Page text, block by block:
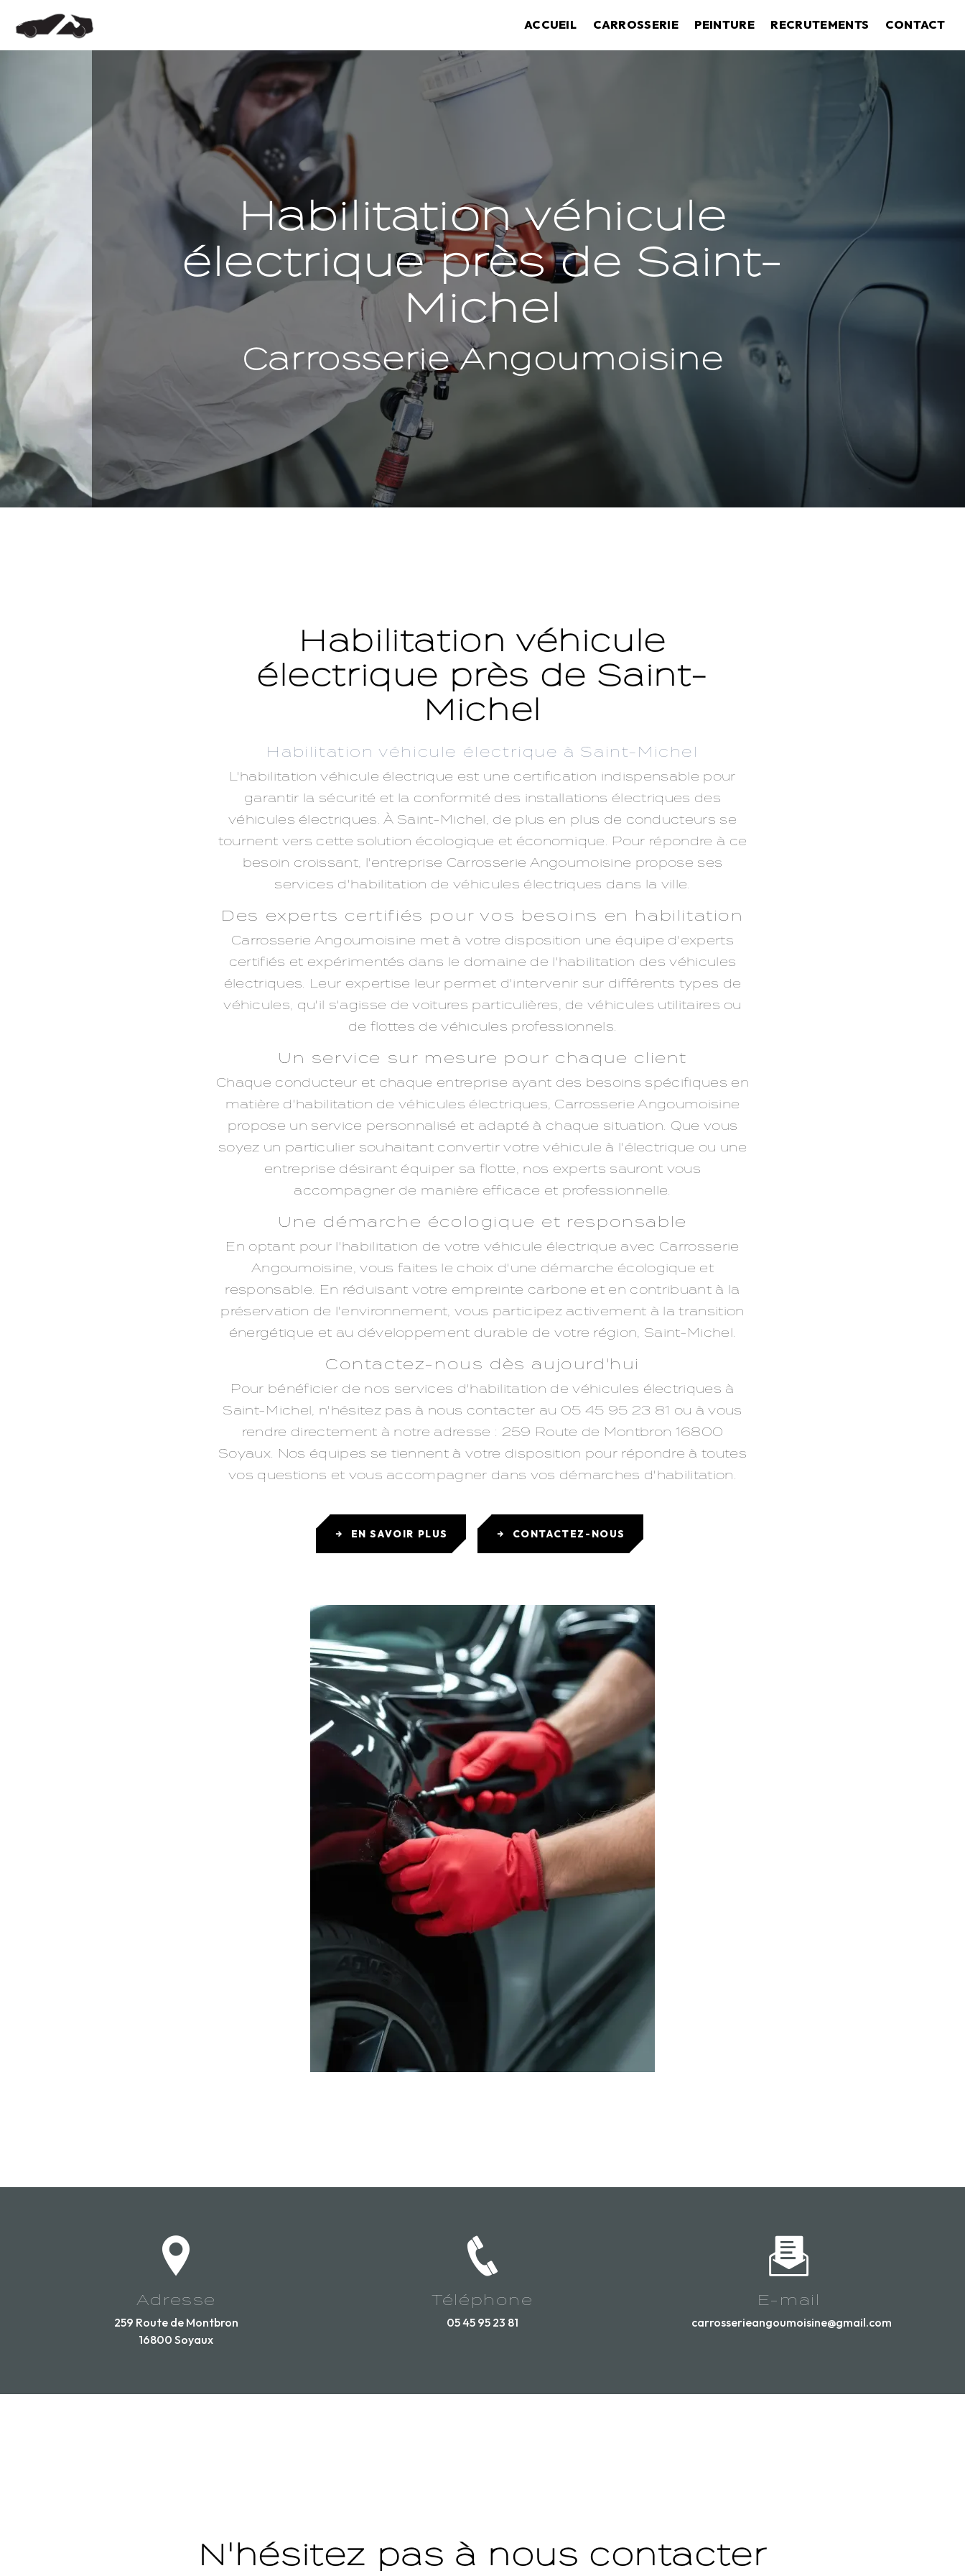
ACCUEIL CARROSSERIE PEINTURE RECRUTEMENTS CONTACT
Habilitation véhicule
électrique près de Saint-
Michel
Carrosserie Angoumoisine
Habilitation véhicule
électrique près de Saint-
Michel
Habilitation véhicule électrique à Saint-Michel
L'habilitation véhicule électrique est une certification indispensable pour
garantir la sécurité et la conformité des installations électriques des
véhicules électriques. À Saint-Michel, de plus en plus de conducteurs se
tournent vers cette solution écologique et économique. Pour répondre à ce
besoin croissant, l'entreprise Carrosserie Angoumoisine propose ses
services d'habilitation de véhicules électriques dans la ville.
Des experts certifiés pour vos besoins en habilitation
Carrosserie Angoumoisine met à votre disposition une équipe d'experts
certifiés et expérimentés dans le domaine de l'habilitation des véhicules
électriques. Leur expertise leur permet d'intervenir sur différents types de
véhicules, qu'il s'agisse de voitures particulières, de véhicules utilitaires ou
de flottes de véhicules professionnels.
Un service sur mesure pour chaque client
Chaque conducteur et chaque entreprise ayant des besoins spécifiques en
matière d'habilitation de véhicules électriques, Carrosserie Angoumoisine
propose un service personnalisé et adapté à chaque situation. Que vous
soyez un particulier souhaitant convertir votre véhicule à l'électrique ou une
entreprise désirant équiper sa flotte, nos experts sauront vous
accompagner de manière efficace et professionnelle.
Une démarche écologique et responsable
En optant pour l'habilitation de votre véhicule électrique avec Carrosserie
Angoumoisine, vous faites le choix d'une démarche écologique et
responsable. En réduisant votre empreinte carbone et en contribuant à la
préservation de l'environnement, vous participez activement à la transition
énergétique et au développement durable de votre région, Saint-Michel.
Contactez-nous dès aujourd'hui
Pour bénéficier de nos services d'habilitation de véhicules électriques à
Saint-Michel, n'hésitez pas à nous contacter au 05 45 95 23 81 ou à vous
rendre directement à notre adresse : 259 Route de Montbron 16800
Soyaux. Nos équipes se tiennent à votre disposition pour répondre à toutes
vos questions et vous accompagner dans vos démarches d'habilitation.
EN SAVOIR PLUS CONTACTEZ-NOUS
Adresse
259 Route de Montbron
16800 Soyaux
Téléphone
05 45 95 23 81
E-mail
carrosserieangoumoisine@gmail.com
N'hésitez pas à nous contacter